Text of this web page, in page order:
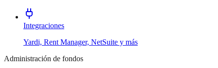
Integraciones
Yardi, Rent Manager, NetSuite y más
Administración de fondos